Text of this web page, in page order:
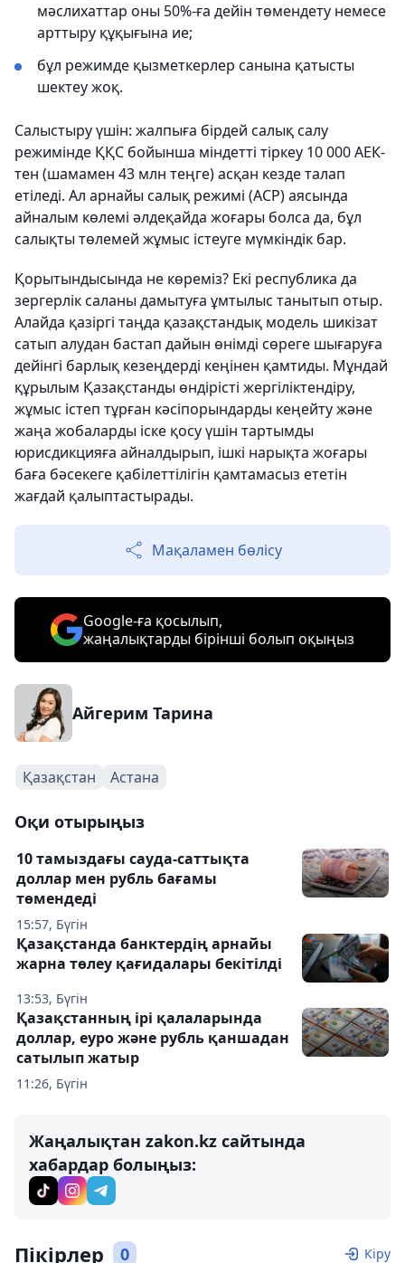
мәслихаттар оны 50%-ға дейін төмендету немесе
арттыру құқығына ие;
бұл режимде қызметкерлер санына қатысты
шектеу жоқ.
Салыстыру үшін: жалпыға бірдей салық салу
режимінде ҚҚС бойынша міндетті тіркеу 10 000 АЕК-
тен (шамамен 43 млн теңге) асқан кезде талап
етіледі. Ал арнайы салық режимі (АСР) аясында
айналым көлемі әлдеқайда жоғары болса да, бұл
салықты төлемей жұмыс істеуге мүмкіндік бар.
Қорытындысында не көреміз? Екі республика да
зергерлік саланы дамытуға ұмтылыс танытып отыр.
Алайда қазіргі таңда қазақстандық модель шикізат
сатып алудан бастап дайын өнімді сөреге шығаруға
дейінгі барлық кезеңдерді кеңінен қамтиды. Мұндай
құрылым Қазақстанды өндірісті жергіліктендіру,
жұмыс істеп тұрған кәсіпорындарды кеңейту және
жаңа жобаларды іске қосу үшін тартымды
юрисдикцияға айналдырып, ішкі нарықта жоғары
баға бәсекеге қабілеттілігін қамтамасыз ететін
жағдай қалыптастырады.
Мақаламен бөлісу
Google-ға қосылып,
жаңалықтарды бірінші болып оқыңыз
Айгерим Тарина
Қазақстан Астана
Оқи отырыңыз
15:57, Бүгін
10 тамыздағы сауда-саттықта
доллар мен рубль бағамы
төмендеді
13:53, Бүгін
Қазақстанда банктердің арнайы
жарна төлеу қағидалары бекітілді
11:26, Бүгін
Қазақстанның ірі қалаларында
доллар, еуро және рубль қаншадан
сатылып жатыр
Жаңалықтан zakon.kz сайтында
хабардар болыңыз:
Пікірлер 0 Кіру